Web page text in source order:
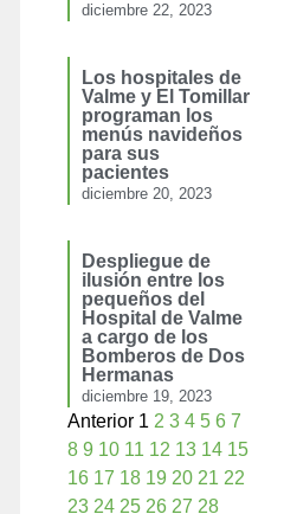
diciembre 22, 2023
Los hospitales de
Valme y El Tomillar
programan los
menús navideños
para sus
pacientes
diciembre 20, 2023
Despliegue de
ilusión entre los
pequeños del
Hospital de Valme
a cargo de los
Bomberos de Dos
Hermanas
diciembre 19, 2023
Anterior 1 2 3 4 5 6 7
8 9 10 11 12 13 14 15
16 17 18 19 20 21 22
23 24 25 26 27 28